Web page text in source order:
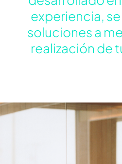
experiencia,
soluciones a
realización de